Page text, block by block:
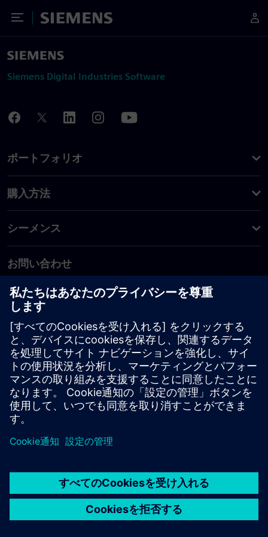
Toggle Menu
Siemens
Siemens Digital Industries Software
ポートフォリオ
購入方法
シーメンス
お問い合わせ
PLM製品のお問い合わせ
EDA製品のお問い合わせ
世界各地の事業拠点
サポート・センター
ご意見・ご要望
違法コピーの連絡先
© Siemens2026
タル・ミレニアム著作権法 (DMCA)
内部通報